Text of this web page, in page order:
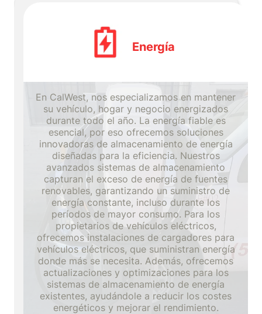
Energía
En CalWest, nos especializamos en mantener
su vehículo, hogar y negocio energizados
durante todo el año. La energía fiable es
esencial, por eso ofrecemos soluciones
innovadoras de almacenamiento de energía
diseñadas para la eficiencia. Nuestros
avanzados sistemas de almacenamiento
capturan el exceso de energía de fuentes
renovables, garantizando un suministro de
energía constante, incluso durante los
períodos de mayor consumo. Para los
propietarios de vehículos eléctricos,
ofrecemos instalaciones de cargadores para
vehículos eléctricos, que suministran energía
donde más se necesita. Además, ofrecemos
actualizaciones y optimizaciones para los
sistemas de almacenamiento de energía
existentes, ayudándole a reducir los costes
energéticos y mejorar el rendimiento.